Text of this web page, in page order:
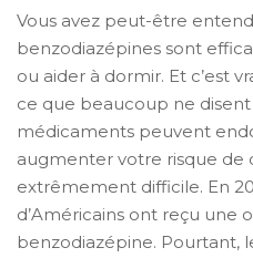
Vous avez peut-être
benzodiazépines sont
ou aider à dormir. Et c’est
ce que beaucoup ne disent
médicaments peuvent
augmenter votre risque de
extrêmement difficile. En
d’Américains ont reçu une
benzodiazépine. Pourtant,